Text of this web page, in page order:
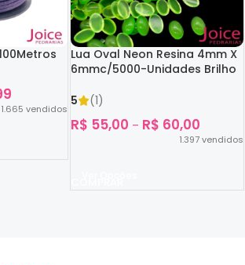
1.665 vendidos
Lua Oval Neon Resina 4mm X
6mmc/5000-Unidades Brilho
5
(1)
R$ 55,00 – R$ 60,00
1.397vendidos